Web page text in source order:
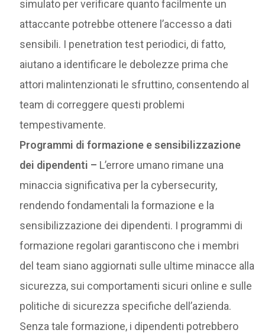
simulato per verificare quanto facilmente un
attaccante potrebbe ottenere l’accesso a dati
sensibili. I penetration test periodici, di fatto,
aiutano a identificare le debolezze prima che
attori malintenzionati le sfruttino, consentendo al
team di correggere questi problemi
tempestivamente.
Programmi di formazione e sensibilizzazione
dei dipendenti – L’errore umano rimane una
minaccia significativa per la cybersecurity,
rendendo fondamentali la formazione e la
sensibilizzazione dei dipendenti. I programmi di
formazione regolari garantiscono che i membri
del team siano aggiornati sulle ultime minacce alla
sicurezza, sui comportamenti sicuri online e sulle
politiche di sicurezza specifiche dell’azienda.
Senza tale formazione, i dipendenti potrebbero